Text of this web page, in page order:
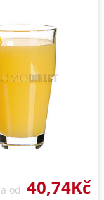
od 40,74Kč